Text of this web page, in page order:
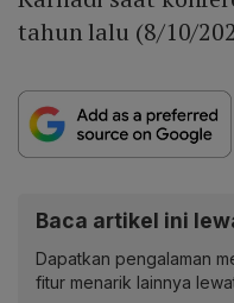
tahun lalu (8/10/
Baca artikel ini
Dapatkan pengalaman
fitur menarik lainnya